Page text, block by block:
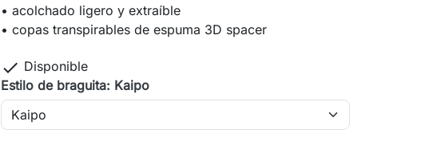
• acolchado ligero y extraíble
• copas transpirables de espuma 3D spacer
 Disponible
Estilo de braguita: Kaipo